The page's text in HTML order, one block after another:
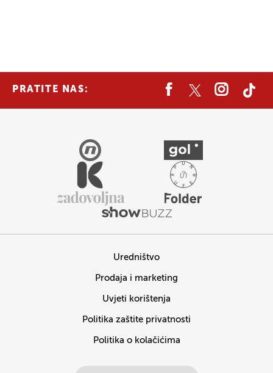
PRATITE NAS:
Uredništvo
Prodaja i marketing
Uvjeti korištenja
Politika zaštite privatnosti
Politika o kolačićima